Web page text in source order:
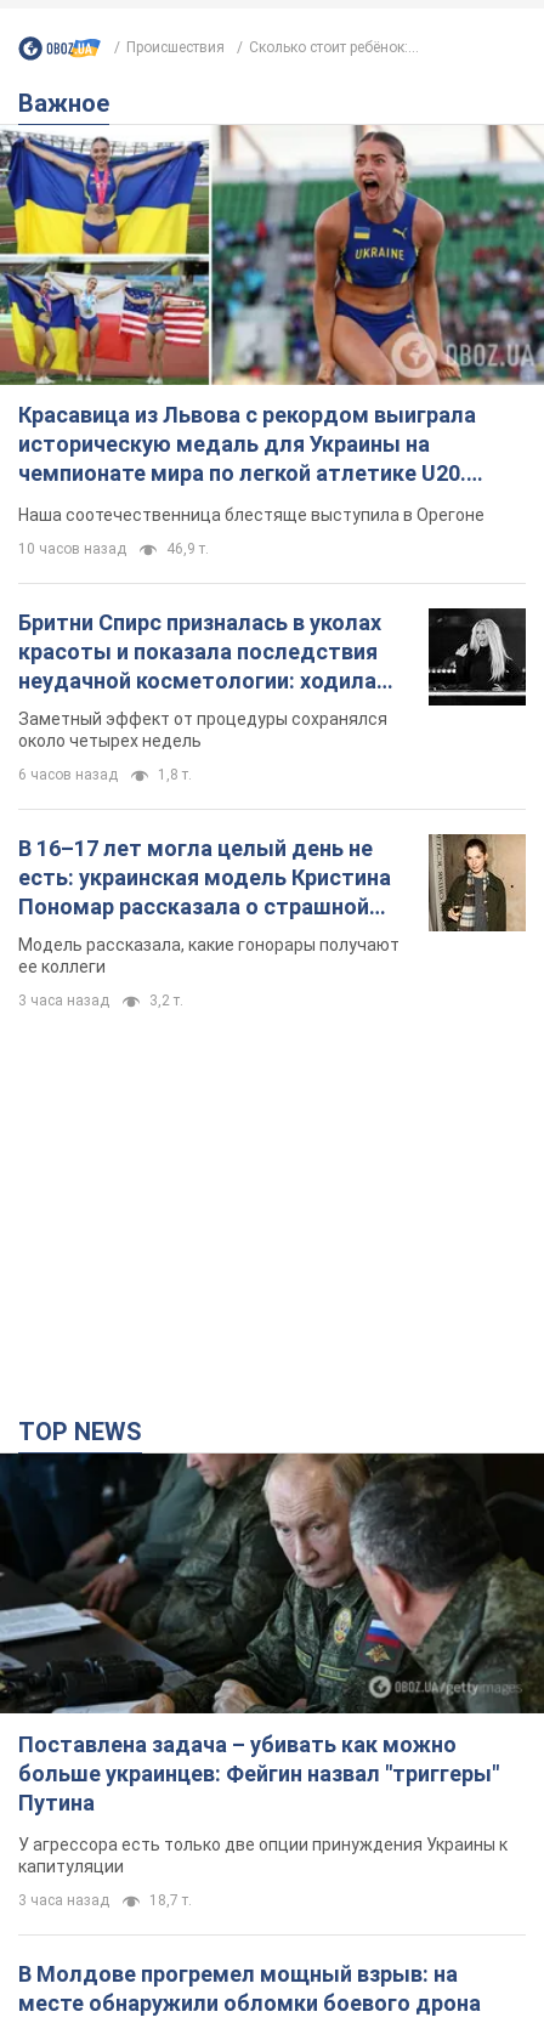
Происшествия Сколько стоит ребёнок:...
Важное
Красавица из Львова с рекордом выиграла
историческую медаль для Украины на
чемпионате мира по легкой атлетике U20.
Видео
Наша соотечественница блестяще выступила в Орегоне
10 часов назад 46,9 т.
Бритни Спирс призналась в уколах
красоты и показала последствия
неудачной косметологии: ходила
так почти месяц
Заметный эффект от процедуры сохранялся
около четырех недель
6 часов назад 1,8 т.
В 16–17 лет могла целый день не
есть: украинская модель Кристина
Пономар рассказала о страшной
стороне модельной карьеры
Модель рассказала, какие гонорары получают
ее коллеги
3 часа назад 3,2 т.
TOP NEWS
Поставлена задача – убивать как можно
больше украинцев: Фейгин назвал "триггеры"
Путина
У агрессора есть только две опции принуждения Украины к
капитуляции
3 часа назад 18,7 т.
В Молдове прогремел мощный взрыв: на
месте обнаружили обломки боевого дрона